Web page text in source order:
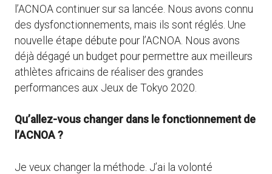
l’ACNOA continuer sur sa lancée. Nous avons connu
des dysfonctionnements, mais ils sont réglés. Une
nouvelle étape débute pour l’ACNOA. Nous avons
déjà dégagé un budget pour permettre aux meilleurs
athlètes africains de réaliser des grandes
performances aux Jeux de Tokyo 2020.
Qu’allez-vous changer dans le fonctionnement de
l’ACNOA ?
Je veux changer la méthode. J’ai la volonté